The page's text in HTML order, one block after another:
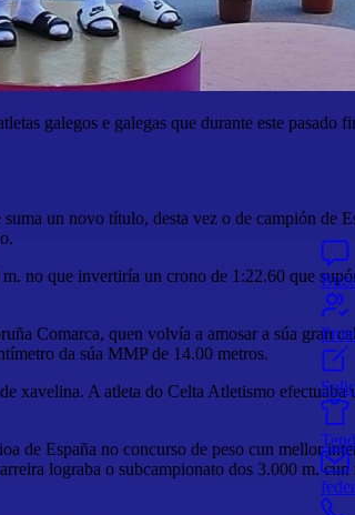
galegos e galegas que durante este pasado
un novo título, desta vez o de campión de
no que invertiría un crono de 1:22.60 que
Comarca, quen volvía a amosar a súa gran
da súa MMP de 14.00 metros.
xavelina. A atleta do Celta Atletismo
de España no concurso de peso cun mellor
lograba o subcampionato dos 3.000 m.